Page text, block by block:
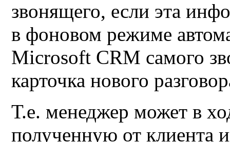
звонящего, если эта
в фоновом режиме
Microsoft CRM самого
карточка нового
Т.е. менеджер может в
полученную от клиента